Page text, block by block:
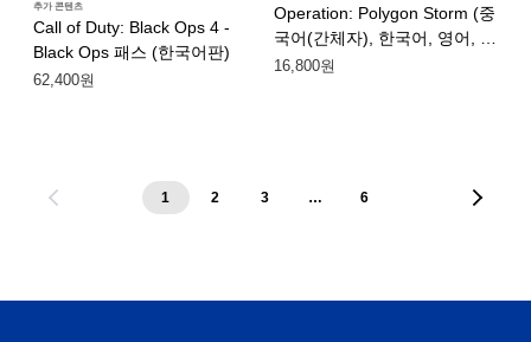
Call of Duty: Black Ops 4 -
Black Ops 패스 (한국어판)
추가 콘텐츠
62,400원
Operation: Polygon Storm (중
국어(간체자), 한국어, 영어, 일
본어, 중국어(번체자))
16,800원
1 2 3 … 6